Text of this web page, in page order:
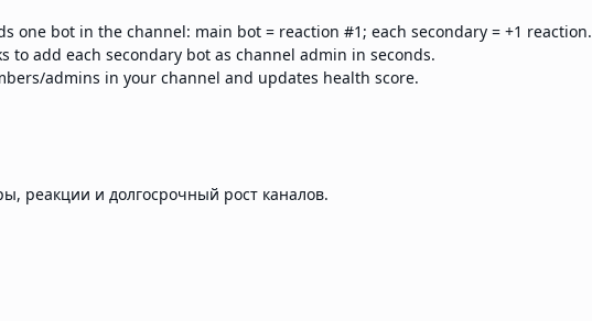
one bot in the channel: main bot = reaction #1; each secondary = +1 reaction.
to add each secondary bot as channel admin in seconds.
admins in your channel and updates health score.
реакции и долгосрочный рост каналов.